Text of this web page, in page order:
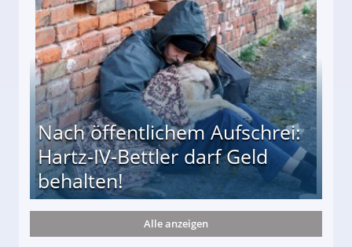
Nach öffentlichem Aufschrei:
Hartz-IV-Bettler darf Geld
behalten!
darf Geld behalten!
Alle anzeigen